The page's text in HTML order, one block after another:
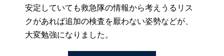
安定していても救急隊の情報から考えうるリス
クがあれば追加の検査を厭わない姿勢などが、
大変勉強になりました。